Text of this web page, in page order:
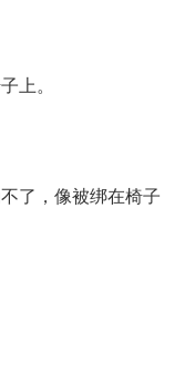
上。
了，像被绑在椅子